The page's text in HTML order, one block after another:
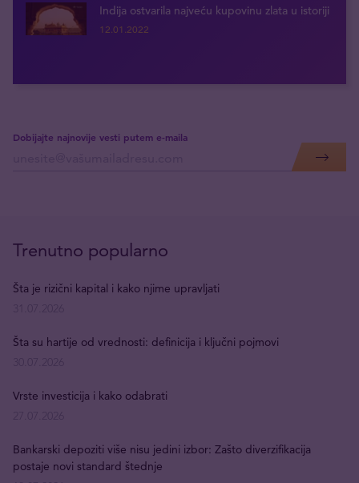
Indija ostvarila najveću kupovinu zlata u istoriji
12.01.2022
Dobijajte najnovije vesti putem e-maila
Trenutno popularno
Šta je rizični kapital i kako njime upravljati
Šta su hartije od vrednosti: definicija i ključni pojmovi
Vrste investicija i kako odabrati
Bankarski depoziti više nisu jedini izbor: Zašto diverzifikacija
postaje novi standard štednje